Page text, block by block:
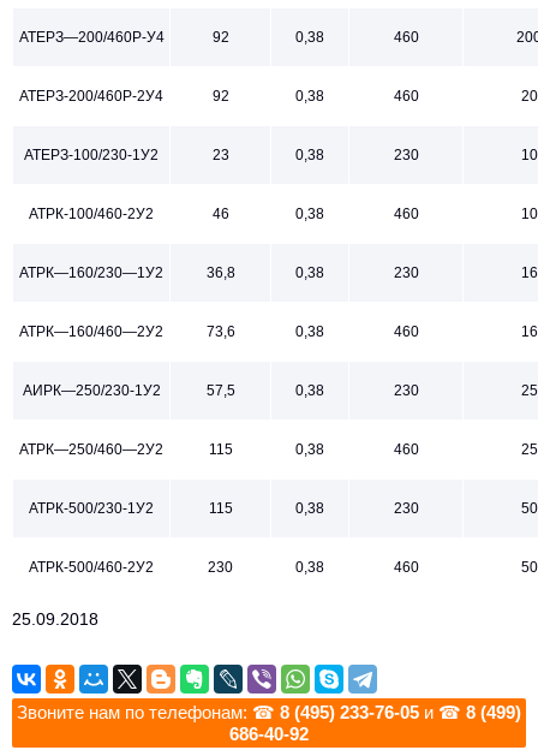
АТЕРЗ—200/460Р-У4 92 0,38 460
АТЕРЗ-200/460Р-2У4 92 0,38 460
АТЕРЗ-100/230-1У2 23 0,38 230
АТРК-100/460-2У2 46 0,38 460
АТРК—160/230—1У2 36,8 0,38 230
АТРК—160/460—2У2 73,6 0,38 460
АИРК—250/230-1У2 57,5 0,38 230
АТРК—250/460—2У2 115 0,38 460
АТРК-500/230-1У2 115 0,38 230
АТРК-500/460-2У2 230 0,38 460
25.09.2018
Звоните нам по телефонам: ☎ 8 (495) 233-76-05 и ☎ 8 (499)
686-40-92